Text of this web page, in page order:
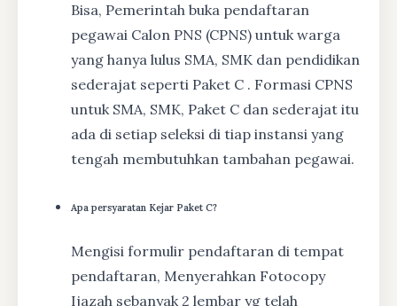
Bisa, Pemerintah buka pendaftaran
pegawai Calon PNS (CPNS) untuk warga
yang hanya lulus SMA, SMK dan pendidikan
sederajat seperti Paket C . Formasi CPNS
untuk SMA, SMK, Paket C dan sederajat itu
ada di setiap seleksi di tiap instansi yang
tengah membutuhkan tambahan pegawai.
Apa persyaratan Kejar Paket C?
Mengisi formulir pendaftaran di tempat
pendaftaran, Menyerahkan Fotocopy
Ijazah sebanyak 2 lembar yg telah